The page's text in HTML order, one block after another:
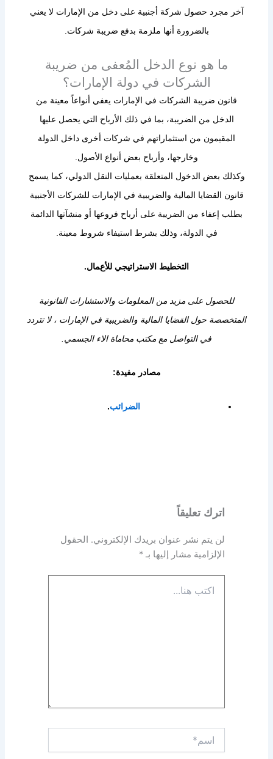
آخر مجرد حصول شركة أجنبية على دخل من الإمارات لا يعني
بالضرورة أنها ملزمة بدفع ضريبة شركات.
ما هو نوع الدخل المُعفى من ضريبة
الشركات في دولة الإمارات؟
قانون ضريبة الشركات في الإمارات يعفي أنواعاً معينة من
الدخل من الضريبة، بما في ذلك الأرباح التي يحصل عليها
المقيمون من استثماراتهم في شركات أخرى داخل الدولة
وخارجها، وأرباح بعض أنواع الأصول.
وكذلك بعض الدخول المتعلقة بعمليات النقل الدولي، كما يسمح
قانون القضايا المالية والضريبية في الإمارات للشركات الأجنبية
بطلب إعفاء من الضريبة على أرباح فروعها أو منشآتها الدائمة
في الدولة، وذلك بشرط استيفاء شروط معينة.
التخطيط الاستراتيجي للأعمال.
للحصول على مزيد من المعلومات والاستشارات القانونية
المتخصصة حول القضايا المالية والضريبية في الإمارات ، لا تتردد
فيالتواصل مع مكتب محاماة الاء الجسمي.
مصادر مفيدة:
الضرائب.
اترك تعليقاً
لن يتم نشر عنوان بريدك الإلكتروني. الحقول
الإلزامية مشار إليها بـ *
هنا...